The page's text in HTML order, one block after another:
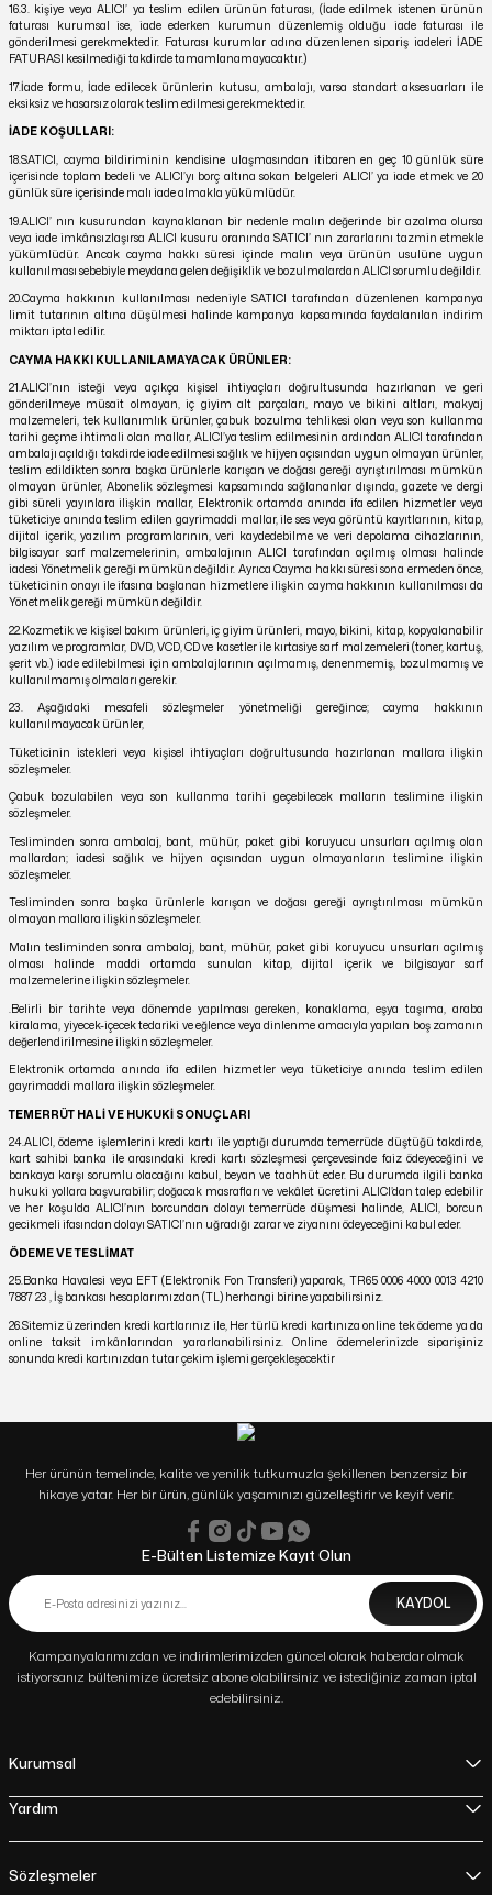
16.3. kişiye veya ALICI’ ya teslim edilen ürünün faturası, (İade edilmek istenen ürünün
faturası kurumsal ise, iade ederken kurumun düzenlemiş olduğu iade faturası ile
gönderilmesi gerekmektedir. Faturası kurumlar adına düzenlenen sipariş iadeleri İADE
FATURASI kesilmediği takdirde tamamlanamayacaktır.)
17.İade formu, İade edilecek ürünlerin kutusu, ambalajı, varsa standart aksesuarları ile
eksiksiz ve hasarsız olarak teslim edilmesi gerekmektedir.
İADE KOŞULLARI:
18.SATICI, cayma bildiriminin kendisine ulaşmasından itibaren en geç 10 günlük süre
içerisinde toplam bedeli ve ALICI’yı borç altına sokan belgeleri ALICI’ ya iade etmek ve 20
günlük süre içerisinde malı iade almakla yükümlüdür.
19.ALICI’ nın kusurundan kaynaklanan bir nedenle malın değerinde bir azalma olursa
veya iade imkânsızlaşırsa ALICI kusuru oranında SATICI’ nın zararlarını tazmin etmekle
yükümlüdür. Ancak cayma hakkı süresi içinde malın veya ürünün usulüne uygun
kullanılması sebebiyle meydana gelen değişiklik ve bozulmalardan ALICI sorumlu değildir.
20.Cayma hakkının kullanılması nedeniyle SATICI tarafından düzenlenen kampanya
limit tutarının altına düşülmesi halinde kampanya kapsamında faydalanılan indirim
miktarı iptal edilir.
CAYMA HAKKI KULLANILAMAYACAK ÜRÜNLER:
21.ALICI’nın isteği veya açıkça kişisel ihtiyaçları doğrultusunda hazırlanan ve geri
gönderilmeye müsait olmayan, iç giyim alt parçaları, mayo ve bikini altları, makyaj
malzemeleri, tek kullanımlık ürünler, çabuk bozulma tehlikesi olan veya son kullanma
tarihi geçme ihtimali olan mallar, ALICI’ya teslim edilmesinin ardından ALICI tarafından
ambalajı açıldığı takdirde iade edilmesi sağlık ve hijyen açısından uygun olmayan ürünler,
teslim edildikten sonra başka ürünlerle karışan ve doğası gereği ayrıştırılması mümkün
olmayan ürünler, Abonelik sözleşmesi kapsamında sağlananlar dışında, gazete ve dergi
gibi süreli yayınlara ilişkin mallar, Elektronik ortamda anında ifa edilen hizmetler veya
tüketiciye anında teslim edilen gayrimaddi mallar, ile ses veya görüntü kayıtlarının, kitap,
dijital içerik, yazılım programlarının, veri kaydedebilme ve veri depolama cihazlarının,
bilgisayar sarf malzemelerinin, ambalajının ALICI tarafından açılmış olması halinde
iadesi Yönetmelik gereği mümkün değildir. Ayrıca Cayma hakkı süresi sona ermeden önce,
tüketicinin onayı ile ifasına başlanan hizmetlere ilişkin cayma hakkının kullanılması da
Yönetmelik gereği mümkün değildir.
22.Kozmetik ve kişisel bakım ürünleri, iç giyim ürünleri, mayo, bikini, kitap, kopyalanabilir
yazılım ve programlar, DVD, VCD, CD ve kasetler ile kırtasiye sarf malzemeleri (toner, kartuş,
şerit vb.) iade edilebilmesi için ambalajlarının açılmamış, denenmemiş, bozulmamış ve
kullanılmamış olmaları gerekir.
23. Aşağıdaki mesafeli sözleşmeler yönetmeliği gereğince; cayma hakkının
kullanılmayacak ürünler,
Tüketicinin istekleri veya kişisel ihtiyaçları doğrultusunda hazırlanan mallara ilişkin
sözleşmeler.
Çabuk bozulabilen veya son kullanma tarihi geçebilecek malların teslimine ilişkin
sözleşmeler.
Tesliminden sonra ambalaj, bant, mühür, paket gibi koruyucu unsurları açılmış olan
mallardan; iadesi sağlık ve hijyen açısından uygun olmayanların teslimine ilişkin
sözleşmeler.
Tesliminden sonra başka ürünlerle karışan ve doğası gereği ayrıştırılması mümkün
olmayan mallara ilişkin sözleşmeler.
Malın tesliminden sonra ambalaj, bant, mühür, paket gibi koruyucu unsurları açılmış
olması halinde maddi ortamda sunulan kitap, dijital içerik ve bilgisayar sarf
malzemelerine ilişkin sözleşmeler.
.Belirli bir tarihte veya dönemde yapılması gereken, konaklama, eşya taşıma, araba
kiralama, yiyecek-içecek tedariki ve eğlence veya dinlenme amacıyla yapılan boş zamanın
değerlendirilmesine ilişkin sözleşmeler.
Elektronik ortamda anında ifa edilen hizmetler veya tüketiciye anında teslim edilen
gayrimaddi mallara ilişkin sözleşmeler.
TEMERRÜT HALİ VE HUKUKİ SONUÇLARI
24.ALICI, ödeme işlemlerini kredi kartı ile yaptığı durumda temerrüde düştüğü takdirde,
kart sahibi banka ile arasındaki kredi kartı sözleşmesi çerçevesinde faiz ödeyeceğini ve
bankaya karşı sorumlu olacağını kabul, beyan ve taahhüt eder. Bu durumda ilgili banka
hukuki yollara başvurabilir; doğacak masrafları ve vekâlet ücretini ALICI’dan talep edebilir
ve her koşulda ALICI’nın borcundan dolayı temerrüde düşmesi halinde, ALICI, borcun
gecikmeli ifasından dolayı SATICI’nın uğradığı zarar ve ziyanını ödeyeceğini kabul eder.
ÖDEME VE TESLİMAT
25.Banka Havalesi veya EFT (Elektronik Fon Transferi) yaparak, TR65 0006 4000 0013 4210
7887 23 , İş bankası hesaplarımızdan (TL) herhangi birine yapabilirsiniz.
26.Sitemiz üzerinden kredi kartlarınız ile, Her türlü kredi kartınıza online tek ödeme ya da
online taksit imkânlarından yararlanabilirsiniz. Online ödemelerinizde siparişiniz
sonunda kredi kartınızdan tutar çekim işlemi gerçekleşecektir
Her ürünün temelinde, kalite ve yenilik tutkumuzla şekillenen benzersiz bir
hikaye yatar. Her bir ürün, günlük yaşamınızı güzelleştirir ve keyif verir.
Kurumsal
Yardım
E-Bülten Listemize Kayıt Olun
KAYDOL
Kampanyalarımızdan ve indirimlerimizden güncel olarak haberdar olmak
istiyorsanız bültenimize ücretsiz abone olabilirsiniz ve istediğiniz zaman iptal
edebilirsiniz.
Sözleşmeler